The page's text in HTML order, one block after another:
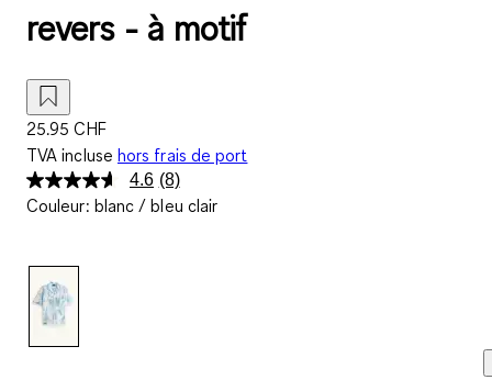
revers - à motif
25.95 CHF
TVA incluse hors frais de port
4.6 Lire
8
(8)
Couleur: blanc / bleu clair